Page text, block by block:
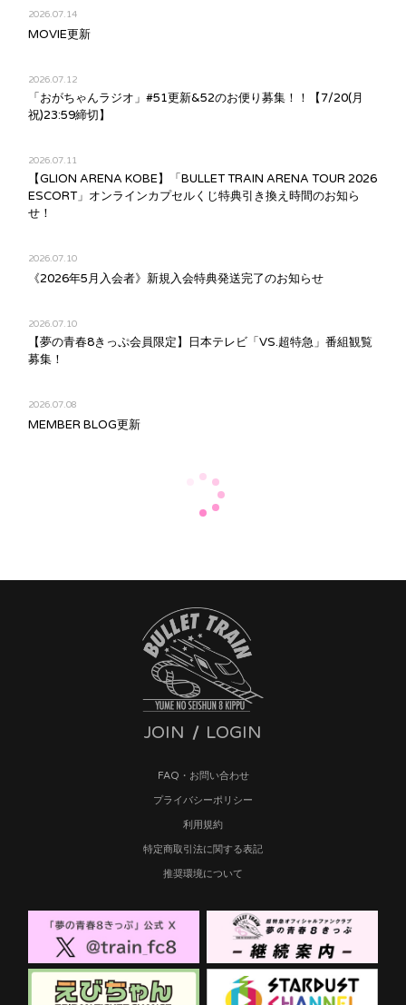
2026.07.14
MOVIE更新
2026.07.12
「おがちゃんラジオ」#51更新&52のお便り募集！！【7/20(月
祝)23:59締切】
2026.07.11
【GLION ARENA KOBE】「BULLET TRAIN ARENA TOUR 2026
ESCORT」オンラインカプセルくじ特典引き換え時間のお知ら
せ！
2026.07.10
《2026年5月入会者》新規入会特典発送完了のお知らせ
2026.07.10
【夢の青春8きっぷ会員限定】日本テレビ「VS.超特急」番組観覧
募集！
2026.07.08
MEMBER BLOG更新
JOIN LOGIN
FAQ・お問い合わせ
プライバシーポリシー
利用規約
特定商取引法に関する表記
推奨環境について